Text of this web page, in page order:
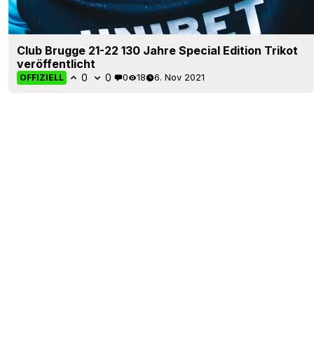
Club Brugge 21-22 130 Jahre Special Edition Trikot
veröffentlicht
OFFIZIELL 0 0 0 18 6. Nov 2021